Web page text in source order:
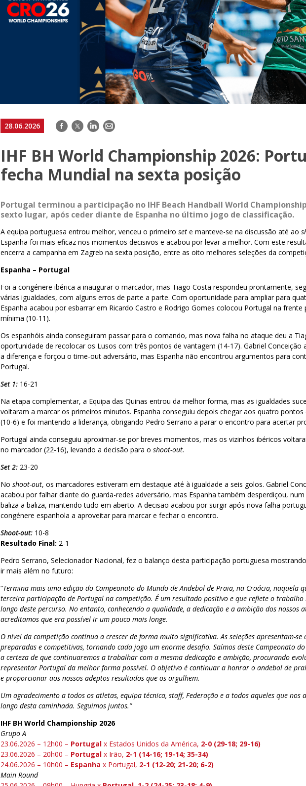
28.06.2026 Facebook
TwitterLinkedIn
E-
IHF BH World Championship 2026:
fecha Mundial na sexta posição
Portugal terminou a participação no IHF Beach Handball World
sexto lugar, após ceder diante de Espanha no último jogo de classificação.
A equipa portuguesa entrou melhor, venceu o primeiroset e manteve-se na discussão até ao
Espanha foi mais eficaz nos momentos decisivos e acabou por levar a melhor. Com este
encerra a campanha em Zagreb na sexta posição, entre as oito melhores seleções da
Espanha – Portugal
Foi a congénere ibérica a inaugurar o marcador, mas Tiago Costa respondeu prontamente,
várias igualdades, com alguns erros de parte a parte. Com oportunidade para ampliar para
Espanha acabou por esbarrar em Ricardo Castro e Rodrigo Gomes colocou Portugal na frente
mínima (10-11).
Os espanhóis ainda conseguiram passar para o comando, mas nova falha no ataque deu a
oportunidade de recolocar os Lusos com três pontos de vantagem (14-17). Gabriel Conceição
a diferença e forçou o time-out adversário, mas Espanha não encontrou argumentos para
Portugal.
Set 1: 16-21
Na etapa complementar, a Equipa das Quinas entrou da melhor forma, mas as igualdades
voltaram a marcar os primeiros minutos. Espanha conseguiu depois chegar aos quatro pontos
(10-6) e foi mantendo a liderança, obrigando Pedro Serrano a parar o encontro para acertar
Portugal ainda conseguiu aproximar-se por breves momentos, mas os vizinhos ibéricos
no marcador (22-16), levando a decisão para oshoot-out.
Set 2: 23-20
Noshoot-out, os marcadores estiveram em destaque até à igualdade a seis golos. Gabriel
acabou por falhar diante do guarda-redes adversário, mas Espanha também desperdiçou,
baliza a baliza, mantendo tudo em aberto. A decisão acabou por surgir após nova falha
congénere espanhola a aproveitar para marcar e fechar o encontro.
Shoot-out: 10-8
Resultado Final: 2-1
Pedro Serrano, Selecionador Nacional, fez o balanço desta participação portuguesa
ir mais além no futuro:
“Termina mais uma edição do Campeonato do Mundo de Andebol de Praia, na Croácia, naquela
terceira participação de Portugal na competição. É um resultado positivo e que reflete o
longo deste percurso. No entanto, conhecendo a qualidade, a dedicação e a ambição dos nossos
acreditamos que era possível ir um pouco mais longe.
O nível da competição continua a crescer de forma muito significativa. As seleções apresentam-se
preparadas e competitivas, tornando cada jogo um enorme desafio. Saímos deste Campeonato
a certeza de que continuaremos a trabalhar com a mesma dedicação e ambição, procurando
representar Portugal da melhor forma possível. O objetivo é continuar a honrar o andebol de
e proporcionar aos nossos adeptos resultados que os orgulhem.
Um agradecimento a todos os atletas, equipa técnica, staff, Federação e a todos aqueles que nos
longo desta caminhada. Seguimos juntos.”
IHF BH World Championship 2026
Grupo A
23.06.2026 – 12h00 – Portugal x Estados Unidos da América, 2-0 (29-18; 29-16)
23.06.2026 – 20h00 – Portugal x Irão, 2-1 (14-16; 19-14; 35-34)
24.06.2026 – 10h00 – Espanhax Portugal, 2-1 (12-20; 21-20; 6-2)
Main Round